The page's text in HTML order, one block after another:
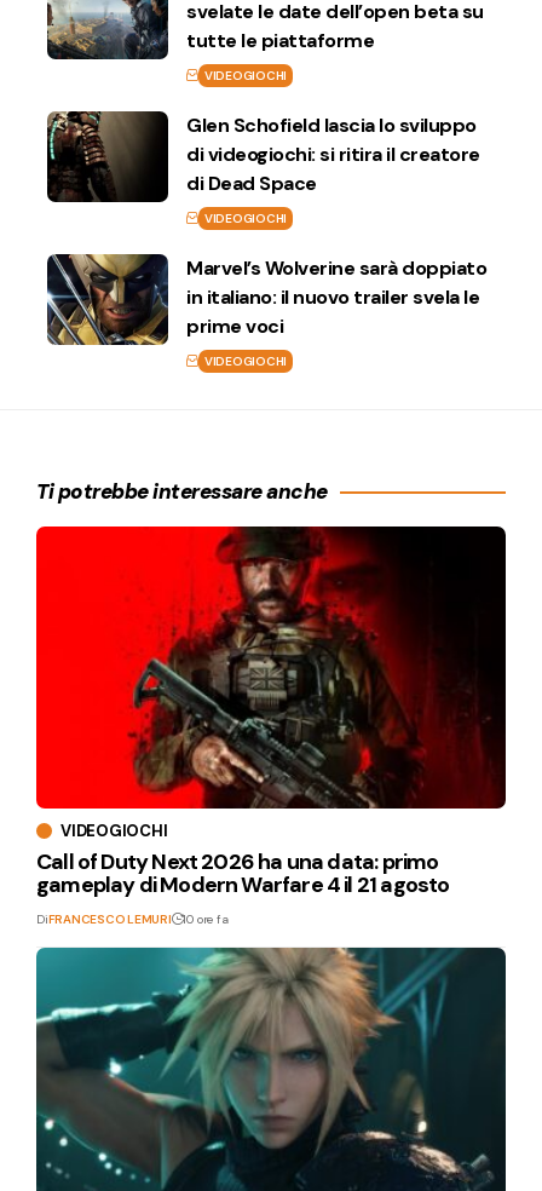
svelate le date dell’open beta su
tutte le piattaforme
VIDEOGIOCHI
Glen Schofield lascia lo sviluppo
di videogiochi: si ritira il creatore
di Dead Space
VIDEOGIOCHI
Marvel’s Wolverine sarà doppiato
in italiano: il nuovo trailer svela le
prime voci
VIDEOGIOCHI
Ti potrebbe interessare anche
VIDEOGIOCHI
Call of Duty Next 2026 ha una data: primo
gameplay di Modern Warfare 4 il 21 agosto
DiFRANCESCO LEMURI 10 ore fa